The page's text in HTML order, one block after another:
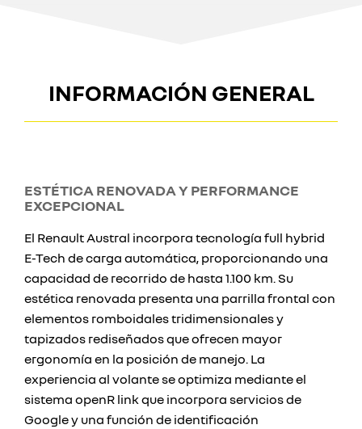
INFORMACIÓN GENERAL
ESTÉTICA RENOVADA Y PERFORMANCE
EXCEPCIONAL
El Renault Austral incorpora tecnología full hybrid
E-Tech de carga automática, proporcionando una
capacidad de recorrido de hasta 1.100 km. Su
estética renovada presenta una parrilla frontal con
elementos romboidales tridimensionales y
tapizados rediseñados que ofrecen mayor
ergonomía en la posición de manejo. La
experiencia al volante se optimiza mediante el
sistema openR link que incorpora servicios de
Google y una función de identificación